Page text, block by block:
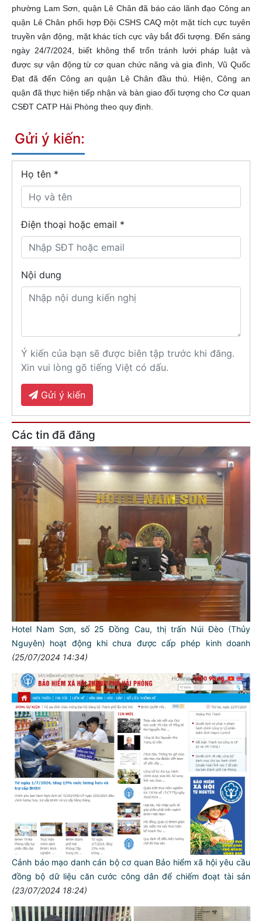
phường Lam Sơn, quận Lê Chân đã báo cáo lãnh đạo Công an
quận Lê Chân phối hợp Đội CSHS CAQ một mặt tích cực tuyên
truyền vận động, mặt khác tích cực vây bắt đối tượng. Đến sáng
ngày 24/7/2024, biết không thể trốn tránh lưới pháp luật và
được sự vận động từ cơ quan chức năng và gia đình, Vũ Quốc
Đạt đã đến Công an quận Lê Chân đầu thú. Hiện, Công an
quận đã thực hiện tiếp nhận và bàn giao đối tượng cho Cơ quan
CSĐT CATP Hải Phòng theo quy định.
Gửi ý kiến:
Họ tên *
Điện thoại hoặc email *
Nội dung
Ý kiến của bạn sẽ được biên tập trước khi đăng.
Xin vui lòng gõ tiếng Việt có dấu.
Gửi ý kiến
Các tin đã đăng
Hotel Nam Sơn, số 25 Đồng Cau, thị trấn Núi Đèo (Thủy
Nguyên) hoạt động khi chưa được cấp phép kinh doanh
(25/07/2024 14:34)
Cảnh báo mạo danh cán bộ cơ quan Bảo hiểm xã hội yêu cầu
đồng bộ dữ liệu căn cước công dân để chiếm đoạt tài sản
(23/07/2024 18:24)